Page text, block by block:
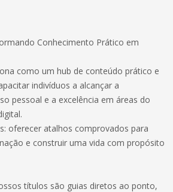
Conhecimento Prático em
como um hub de conteúdo prático e
indivíduos a alcançar a
pessoal e a excelência em áreas do
oferecer atalhos comprovados para
e construir uma vida com propósito
títulos são guias diretos ao ponto,